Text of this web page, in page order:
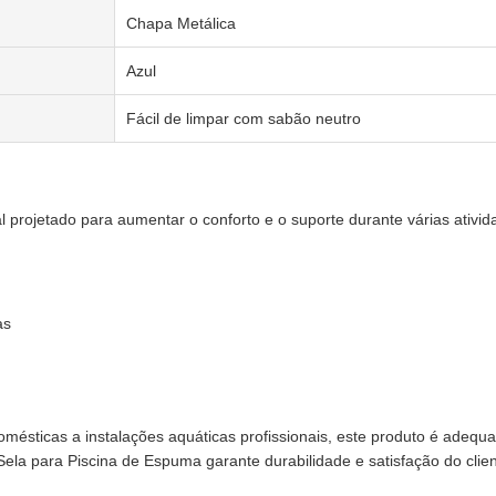
Chapa Metálica
Azul
Fácil de limpar com sabão neutro
projetado para aumentar o conforto e o suporte durante várias
a instalações aquáticas profissionais, este produto é
para Piscina de Espuma garante durabilidade e satisfação do